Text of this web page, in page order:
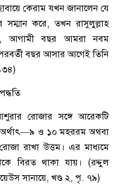
কেরাম যখন জানালেন যে
সম্মান করে, তখন রাসুলুল্লাহ
আগামী বছর আমরা নবম
বছর আসার আগেই তিনি
রোজার সঙ্গে আরেকটি
অর্থাৎ—৯ ও ১০ মহররম অথবা
রাখা উত্তম। এর মাধ্যমে
বিরত থাকা যায়। (রদ্দুল
সানায়ে, খণ্ড ২, পৃ. ৭৯)